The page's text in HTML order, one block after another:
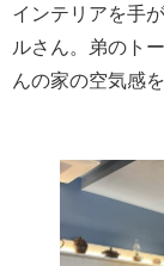
インテリアを手
ルさん。弟のト
んの家の空気感